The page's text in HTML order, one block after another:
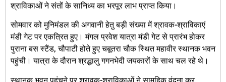
श्राविकाओं ने संतों के सानिध्य का भरपूर लाभ प्राप्त किया।
सोमवार को मुनिमंडल की अगवानी हेतु बड़ी संख्या में श्रावक-श्राविकाएं
मंडी गेट पर एकत्रित हुए। मंगल प्रवेश यात्रा मंडी गेट से प्रारंभ होकर
पुराना बस स्टैंड, चौपाटी होते हुए चबूतरा चौक स्थित महावीर स्थानक भवन
पहुंची। यात्रा के दौरान श्रद्धालु गगनभेदी जयकारों के साथ चल रहे थे।